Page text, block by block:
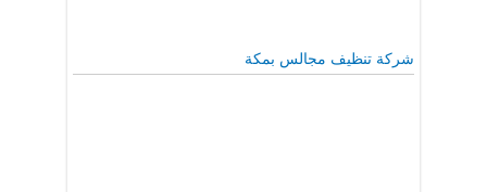
شركة تنظيف مجالس بمكة